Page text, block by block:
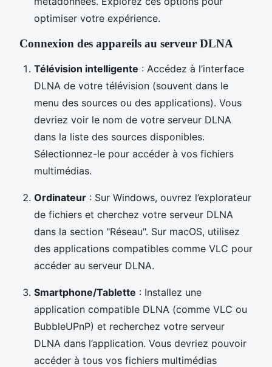
optimiser votre expérience.
Connexion des appareils au serveur DLNA
Télévision intelligente : Accédez à l’interface
DLNA de votre télévision (souvent dans le
menu des sources ou des applications). Vous
devriez voir le nom de votre serveur DLNA
dans la liste des sources disponibles.
Sélectionnez-le pour accéder à vos fichiers
multimédias.
Ordinateur : Sur Windows, ouvrez l’explorateur
de fichiers et cherchez votre serveur DLNA
dans la section "Réseau". Sur macOS, utilisez
des applications compatibles comme VLC pour
accéder au serveur DLNA.
Smartphone/Tablette : Installez une
application compatible DLNA (comme VLC ou
BubbleUPnP) et recherchez votre serveur
DLNA dans l’application. Vous devriez pouvoir
accéder à tous vos fichiers multimédias